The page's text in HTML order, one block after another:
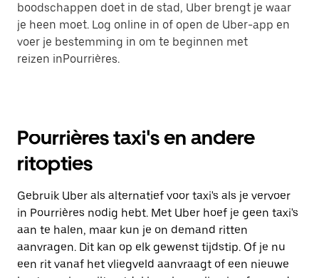
boodschappen doet in de stad, Uber brengt je waar
je heen moet. Log online in of open de Uber-app en
voer je bestemming in om te beginnen met
reizen inPourrières.
Pourrières taxi's en andere
ritopties
Gebruik Uber als alternatief voor taxi's als je vervoer
in Pourrières nodig hebt. Met Uber hoef je geen taxi's
aan te halen, maar kun je on demand ritten
aanvragen. Dit kan op elk gewenst tijdstip. Of je nu
een rit vanaf het vliegveld aanvraagt of een nieuwe